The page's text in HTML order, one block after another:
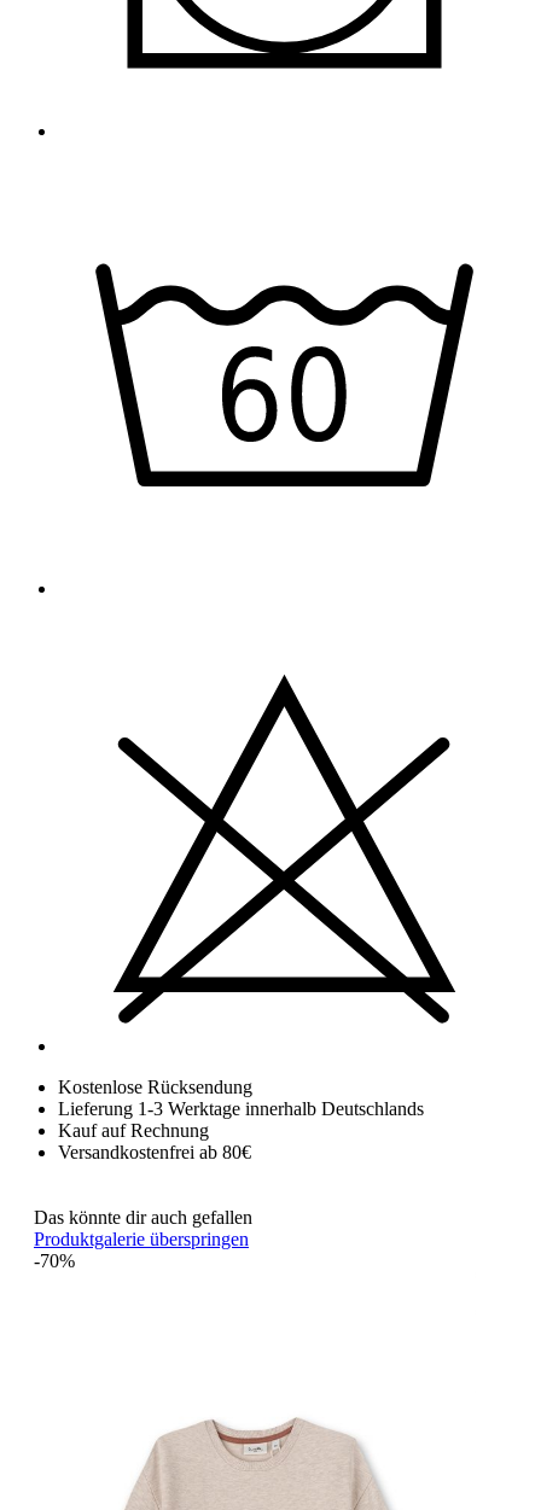
Kostenlose Rücksendung
Lieferung 1-3 Werktage innerhalb Deutschlands
Kauf auf Rechnung
Versandkostenfrei ab 80€
Das könnte dir auch gefallen
Produktgalerie überspringen
-70%